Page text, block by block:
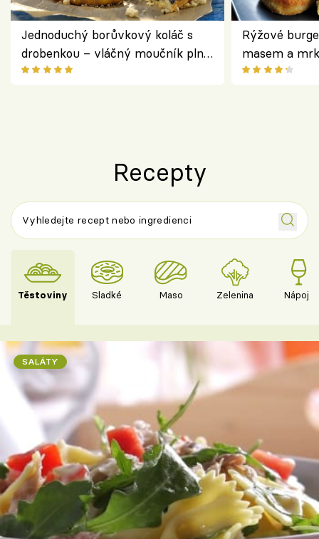
Jednoduchý borůvkový koláč s
drobenkou – vláčný moučník plný
ovoce
Rýžové
masem a
salátem –
Recepty
Těstoviny Sladké Maso Zelenina Nápoje
SALÁTY